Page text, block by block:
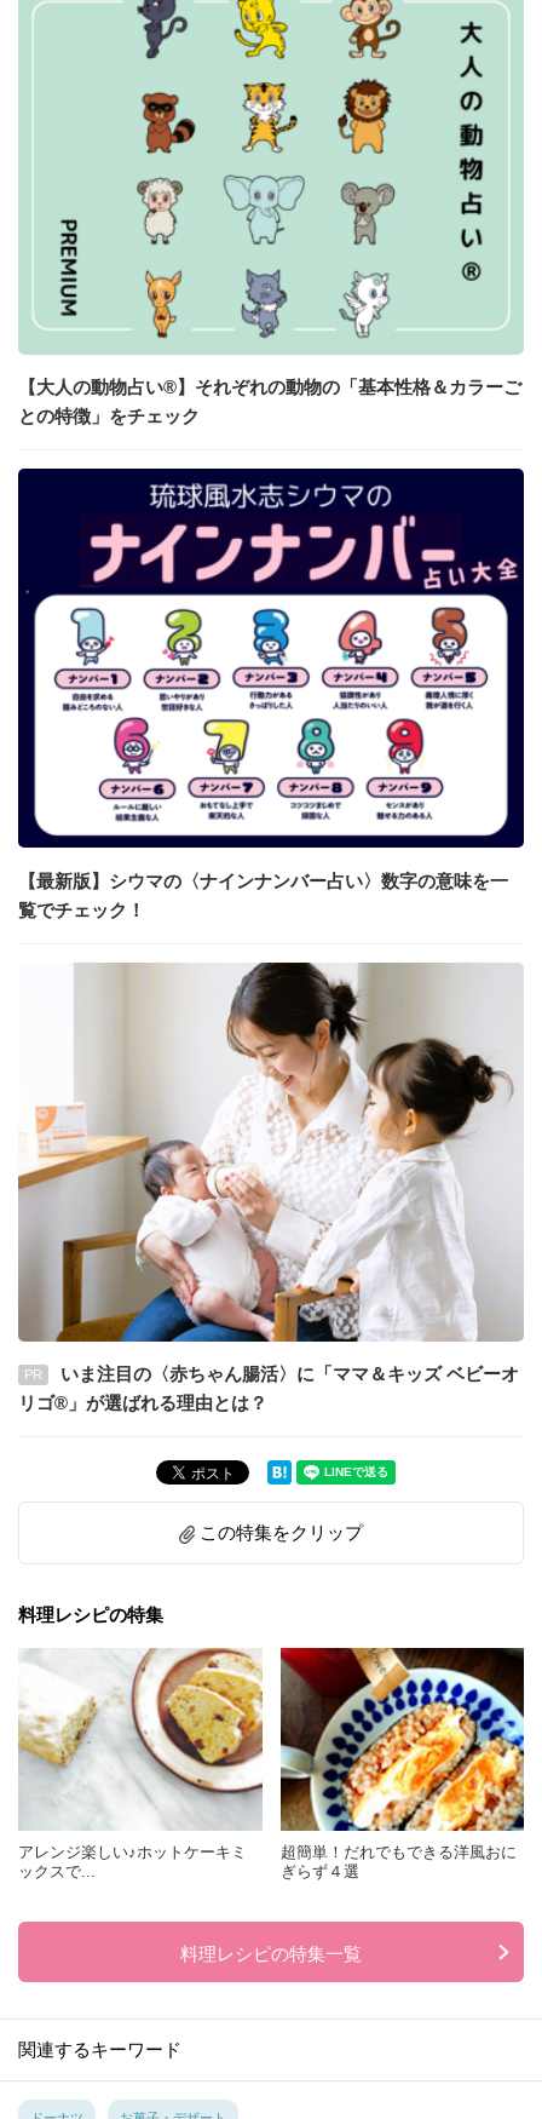
【大人の動物占い®】それぞれの動物の「基本性格＆カラーご
との特徴」をチェック
【最新版】シウマの〈ナインナンバー占い〉数字の意味を一
覧でチェック！
PR
いま注目の〈赤ちゃん腸活〉に「ママ＆キッズ ベビーオ
リゴ®」が選ばれる理由とは？
この特集をクリップ
料理レシピの特集
アレンジ楽しい♪ホットケーキミ
ックスで...
超簡単！だれでもできる洋風おに
ぎらず４選
料理レシピの特集一覧
関連するキーワード